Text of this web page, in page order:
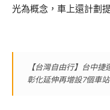
光為概念，車上還計劃
【台灣自由行】台中
彰化延伸再增設7個車站